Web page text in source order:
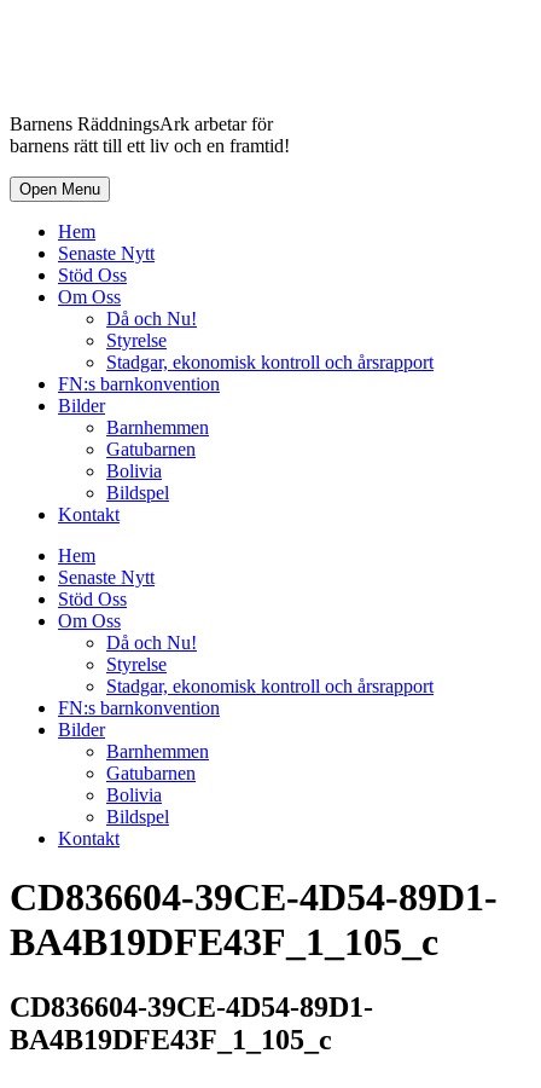
Barnens RäddningsArk arbetar för
barnens rätt till ett liv och en framtid!
Open Menu
Hem
Senaste Nytt
Stöd Oss
Om Oss
Då och Nu!
Styrelse
Stadgar, ekonomisk kontroll och årsrapport
FN:s barnkonvention
Bilder
Barnhemmen
Gatubarnen
Bolivia
Bildspel
Kontakt
Hem
Senaste Nytt
Stöd Oss
Om Oss
Då och Nu!
Styrelse
Stadgar, ekonomisk kontroll och årsrapport
FN:s barnkonvention
Bilder
Barnhemmen
Gatubarnen
Bolivia
Bildspel
Kontakt
CD836604-39CE-4D54-89D1-
BA4B19DFE43F_1_105_c
CD836604-39CE-4D54-89D1-
BA4B19DFE43F_1_105_c